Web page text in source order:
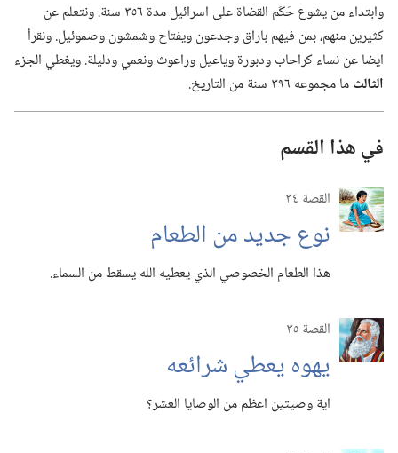
وابتداء من يشوع حَكَم القضاة على اسرائيل مدة ٣٥٦ سنة.‏ ونتعلم عن
كثيرين منهم،‏ بمن فيهم باراق وجدعون ويفتاح وشمشون وصموئيل.‏ ونقرأ
ايضا عن نساء كراحاب ودبورة وياعيل وراعوث ونعمي ودليلة.‏ ويغطي الجزء
الثالثما مجموعه ٣٩٦ سنة من التاريخ.‏
في هذا القسم
القصة ٣٤
نوع جديد من الطعام
هذا الطعام الخصوصي الذي يعطيه الله يسقط من السماء.‏
القصة ٣٥
يهوه يعطي شرائعه
اية وصيتين اعظم من الوصايا العشر؟‏